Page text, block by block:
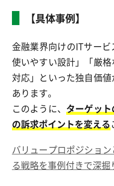
【具体事例】
金融業界向けのITサー
使いやすい設計」「厳
対応」といった独自価
あります。
このように、 ターゲッ
の訴求ポイントを変える
バリュープロポジショ
る戦略を事例付きで深掘